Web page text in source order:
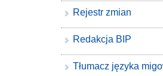
Rejestr zmian
Redakcja BIP
Tłumacz języka